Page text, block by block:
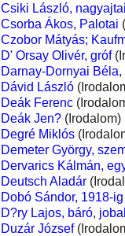
Csiki László, nagyajtai
Csorba Ákos, Palotai
Czobor Mátyás;
D' Orsay Olivér, gróf
Darnay-Dornyai Béla,
Dávid László
Deák Ferenc
Deák Jen?(Irodalom)
Degré Miklós
Demeter György,
Dervarics Kálmán,
Deutsch Aladár
Dobó Sándor, 1918-
D?ry Lajos, báró,
Duzár József